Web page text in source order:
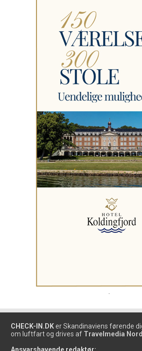
CHECK-IN.DK er Skandinaviens førende
om luftfart og drives af Travelmedia
Ansvarshavende redaktør: